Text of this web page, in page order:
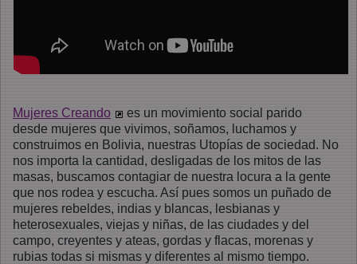
Mujeres Creando
es un movimiento social parido
desde mujeres que vivimos, soñamos, luchamos y
construimos en Bolivia, nuestras Utopías de sociedad. No
nos importa la cantidad, desligadas de los mitos de las
masas, buscamos contagiar de nuestra locura a la gente
que nos rodea y escucha. Así pues somos un puñado de
mujeres rebeldes, indias y blancas, lesbianas y
heterosexuales, viejas y niñas, de las ciudades y del
campo, creyentes y ateas, gordas y flacas, morenas y
rubias todas si mismas y diferentes al mismo tiempo.